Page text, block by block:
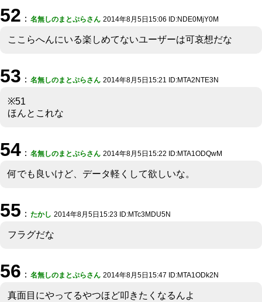
52 ： 名無しのまとぷらさん 2014年8月5日15:06 ID:NDE0MjY0M
ここらへんにいる楽しめてないユーザーは可哀想だな
53 ： 名無しのまとぷらさん 2014年8月5日15:21 ID:MTA2NTE3N
※51
ほんとこれな
54 ： 名無しのまとぷらさん 2014年8月5日15:22 ID:MTA1ODQwM
何でも良いけど、データ軽くして欲しいな。
55 ： たかし 2014年8月5日15:23 ID:MTc3MDU5N
フラグだな
56 ： 名無しのまとぷらさん 2014年8月5日15:47 ID:MTA1ODk2N
真面目にやってるやつほど叩きたくなるんよ